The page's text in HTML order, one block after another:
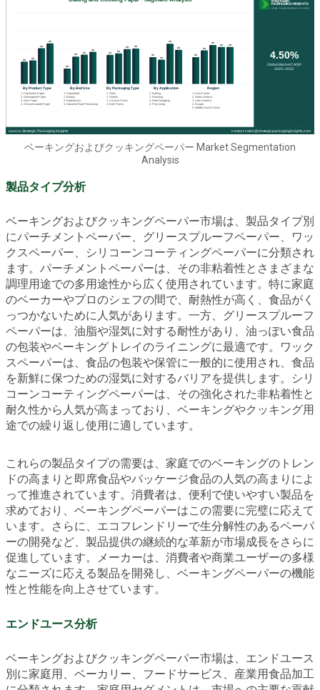
ベーキングおよびクッキングペーパー Market Segmentation
Analysis
製品タイプ分析
ベーキングおよびクッキングペーパー市場は、製品タイプ別
にパーチメントペーパー、グリースプルーフペーパー、ワッ
クスペーパー、シリコーンコーティングペーパーに分類され
ます。パーチメントペーパーは、その非粘着性とさまざまな
調理用途での多用途性から広く使用されています。特に家庭
のベーカーやプロのシェフの間で、耐熱性が高く、食品がく
っつかないために人気があります。一方、グリースプルーフ
ペーパーは、油脂や湿気に対する耐性があり、油っぽい食品
の包装やベーキングトレイのライニングに最適です。ワック
スペーパーは、食品の包装や保管に一般的に使用され、食品
を新鮮に保つための湿気に対するバリアを提供します。シリ
コーンコーティングペーパーは、その強化された非粘着性と
耐久性から人気が高まっており、ベーキングやクッキング用
途での繰り返し使用に適しています。
これらの製品タイプの需要は、家庭でのベーキングのトレン
ドの高まりと即席食品やパッケージ食品の人気の高まりによ
って推進されています。消費者は、便利で使いやすい製品を
求めており、ベーキングペーパーはこの需要に完璧に応えて
います。さらに、エコフレンドリーで生分解性のあるペーパ
ーの開発など、製品提供の継続的な革新が市場成長をさらに
促進しています。メーカーは、消費者や商業ユーザーの多様
なニーズに応える製品を開発し、ベーキングペーパーの機能
性と性能を向上させています。
エンドユース分析
ベーキングおよびクッキングペーパー市場は、エンドユース
別に家庭用、ベーカリー、フードサービス、産業用食品加工